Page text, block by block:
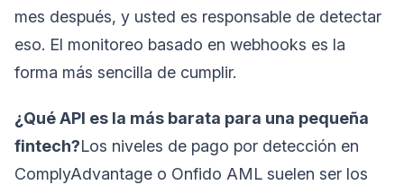
mes después, y usted es responsable de detectar
eso. El monitoreo basado en webhooks es la
forma más sencilla de cumplir.
¿Qué API es la más barata para una pequeña
fintech?Los niveles de pago por detección en
ComplyAdvantage o Onfido AML suelen ser los